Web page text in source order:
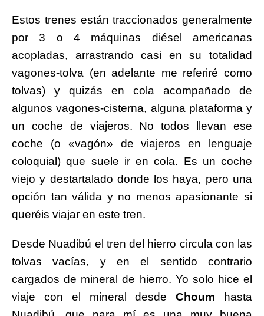
Estos trenes están traccionados generalmente
por 3 o 4 máquinas diésel americanas
acopladas, arrastrando casi en su totalidad
vagones-tolva (en adelante me referiré como
tolvas) y quizás en cola acompañado de
algunos vagones-cisterna, alguna plataforma y
un coche de viajeros. No todos llevan ese
coche (o «vagón» de viajeros en lenguaje
coloquial) que suele ir en cola. Es un coche
viejo y destartalado donde los haya, pero una
opción tan válida y no menos apasionante si
queréis viajar en este tren.
Desde Nuadibú el tren del hierro circula con las
tolvas vacías, y en el sentido contrario
cargados de mineral de hierro. Yo solo hice el
viaje con el mineral desdeChoum hasta